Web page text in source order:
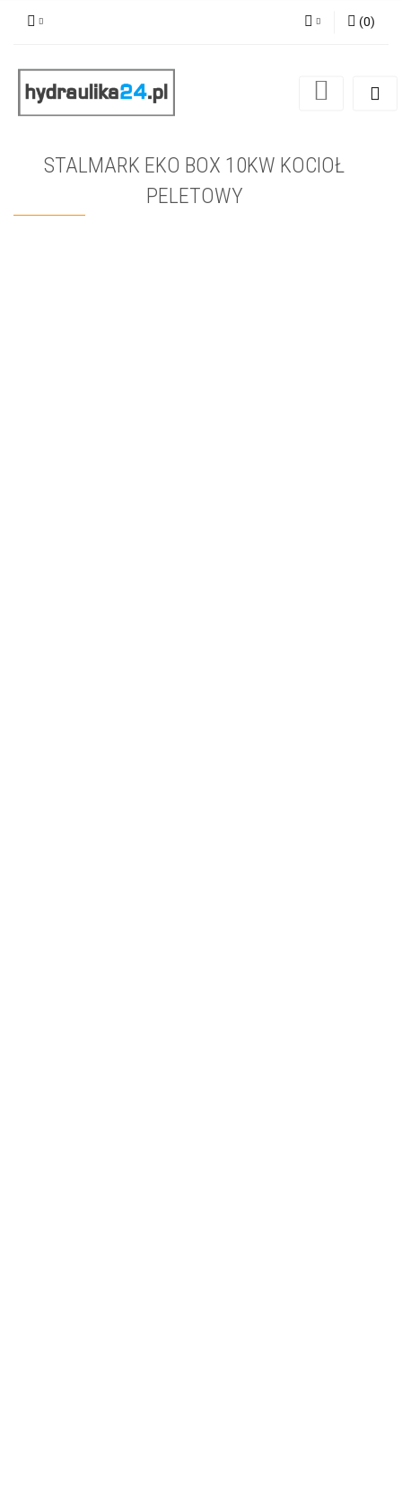
Zarejestruj się
(0)
STALMARK EKO BOX 10KW KOCIOŁ
PELETOWY